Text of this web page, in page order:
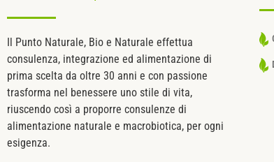
Il Punto Naturale, Bio e Naturale effettua
consulenza, integrazione ed alimentazione di
prima scelta da oltre 30 anni e con passione
trasforma nel benessere uno stile di vita,
riuscendo così a proporre consulenze di
alimentazione naturale e macrobiotica, per ogni
esigenza.